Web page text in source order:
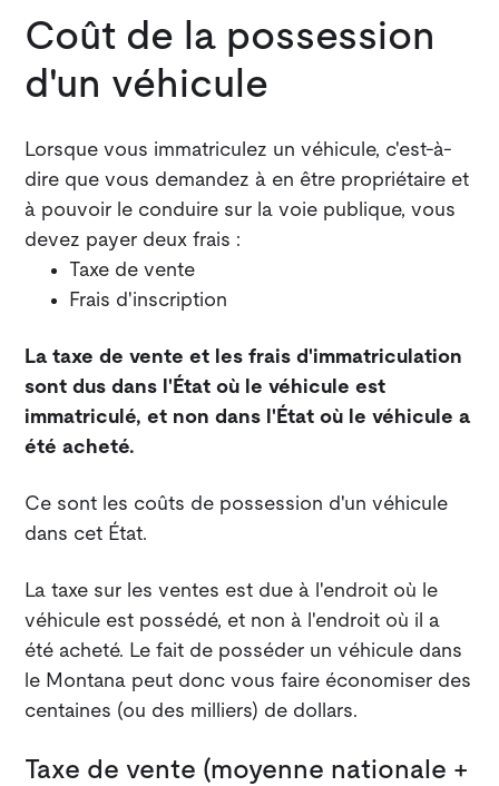
Coût de la possession
d'un véhicule
Lorsque vous immatriculez un véhicule, c'est-à-
dire que vous demandez à en être propriétaire et
à pouvoir le conduire sur la voie publique, vous
devez payer deux frais :
Taxe de vente
Frais d'inscription
La taxe de vente et les frais d'immatriculation
sont dus dans l'État où le véhicule est
immatriculé, et non dans l'État où le véhicule a
été acheté.
Ce sont les coûts de possession d'un véhicule
dans cet État.
La taxe sur les ventes est due à l'endroit où le
véhicule est possédé, et non à l'endroit où il a
été acheté. Le fait de posséder un véhicule dans
le Montana peut donc vous faire économiser des
centaines (ou des milliers) de dollars.
Taxe de vente (moyenne nationale +